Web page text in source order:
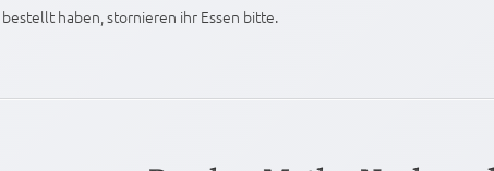
haben, stornieren ihr Essen bitte.